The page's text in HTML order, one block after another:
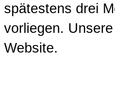
spätestens drei
vorliegen.
Website.